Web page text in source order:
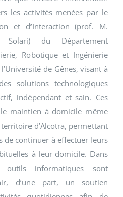
les activités menées par le
et d’Interaction (prof. M.
du Département
Robotique et Ingénierie
de Gênes, visant à
solutions technologiques
indépendant et sain. Ces
maintien à domicile même
d’Alcotra, permettant
de continuer à effectuer leurs
à leur domicile. Dans
outils informatiques sont
d’une part, un soutien